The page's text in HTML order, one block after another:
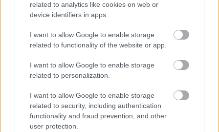
related to analytics like cookies on web or
device identifiers in apps.
I want to allow Google to enable storage
related to functionality of the website or app.
I want to allow Google to enable storage
related to personalization.
I want to allow Google to enable storage
related to security, including authentication
functionality and fraud prevention, and other
user protection.
Történelmi táj, amelynek minden köve
mesél – megújul a tatai Angolkert
HÍRLEVÉL